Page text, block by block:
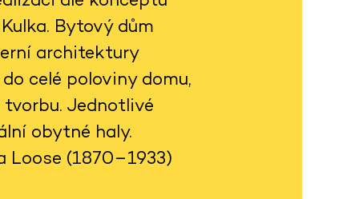
Bytový dům
architektury
celé poloviny domu,
Jednotlivé
obytné haly.
Loose (1870–1933)